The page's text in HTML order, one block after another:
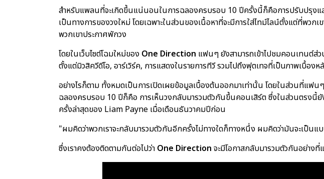
สำหรับแพลนที่จะเกิดขึ้นแน่นอนในการฉลองครบรอบ 10 ปีครั้งนี้ก็คือการปรับปรุงแล
เป็นทางการของวงใหม่ โดยเฉพาะในส่วนของเนื้อหาที่จะมีการใส่ไทม์ไลน์ตั้งแต่ที่พวก
พวกเขาประกาศพักวง
โดยในเว็บไซต์โฉมใหม่ของ One Direction แฟนๆ ยังสามารถเข้าไปชมคอนเทนต์ส่
ตั้งแต่มิวสิควีดีโอ, อาร์เวิร์ค, การแสดงในรายการทีวี รวมไปถึงฟุตเทจที่เป็นภาพเบื้อง
อย่างไรก็ตาม ทั้งหมดเป็นการเปิดเผยข้อมูลเบื้องต้นออกมาเท่านั้น โดยในส่วนที่แฟน
ฉลองครบรอบ 10 ปีก็คือ การเห็นวงกลับมารวมตัวกันขึ้นคอนเสิร์ต ซึ่งในส่วนตรงนี้ยั
ครั้งล่าสุดของ Liam Payne เมื่อเดือนธันวาคมปีก่อน
"ผมคิดว่าพวกเราจะกลับมารวมตัวกันอีกครั้งไม่ทางใดก็ทางหนึ่ง ผมคิดว่ามันจะเป็
ซึ่งเราคงต้องติดตามกันต่อไปว่า One Direction จะมีโอกาสกลับมารวมตัวกันอย่างที่